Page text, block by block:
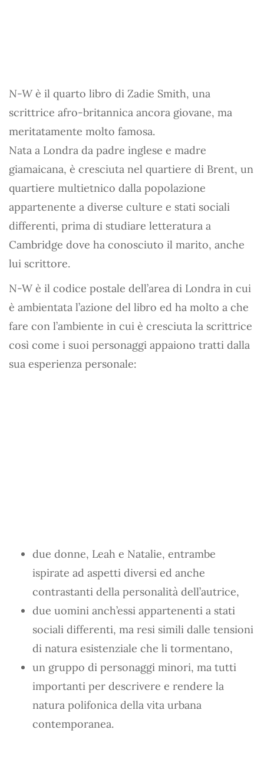
N-Wè il quarto libro di Zadie Smith, una
scrittrice afro-britannica ancora giovane, ma
meritatamente molto famosa.
Nata a Londra da padre inglese e madre
giamaicana, è cresciuta nel quartiere di Brent, un
quartiere multietnico dalla popolazione
appartenente a diverse culture e stati sociali
differenti, prima di studiare letteratura a
Cambridge dove ha conosciuto il marito, anche
lui scrittore.
N-W è il codice postale dell’area di Londra in cui
è ambientata l’azione del libro ed ha molto a che
fare con l’ambiente in cui è cresciuta la scrittrice
così come i suoi personaggi appaiono tratti dalla
sua esperienza personale:
due donne, Leah e Natalie, entrambe
ispirate ad aspetti diversi ed anche
contrastanti della personalità dell’autrice,
due uomini anch’essi appartenenti a stati
sociali differenti, ma resi simili dalle tensioni
di natura esistenziale che li tormentano,
un gruppo di personaggi minori, ma tutti
importanti per descrivere e rendere la
natura polifonica della vita urbana
contemporanea.